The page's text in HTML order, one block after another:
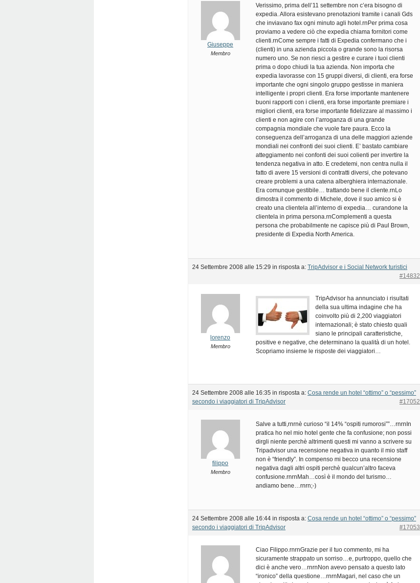
Giuseppe
Membro
Verissimo, prima dell’11 settembre non c’era bisogno di
expedia. Allora esistevano prenotazioni tramite i canali Gds
che inviavano fax ogni minuto agli hotel.rnPer prima cosa
proviamo a vedere ciò che expedia chiama fornitori come
clienti.rnCome sempre i fatti di Expedia confermano che i
(clienti) in una azienda piccola o grande sono la risorsa
numero uno. Se non riesci a gestire e curare i tuoi clienti
prima o dopo chiudi la tua azienda. Non importa che
expedia lavorasse con 15 gruppi diversi, di clienti, era forse
importante che ogni singolo gruppo gestisse in maniera
intelligente i propri clienti. Era forse importante mantenere
buoni rapporti con i clienti, era forse importante premiare i
migliori clienti, era forse importante fidelizzare al massimo i
clienti e non agire con l’arroganza di una grande
compagnia mondiale che vuole fare paura. Ecco la
conseguenza dell’arroganza di una delle maggiori aziende
mondiali nei confronti dei suoi clienti. E’ bastato cambiare
atteggiamento nei confonti dei suoi colienti per invertire la
tendenza negativa in atto. E credetemi, non centra nulla il
fatto di avere 15 versioni di contratti diversi, che potevano
creare problemi a una catena alberghiera internazionale.
Era comunque gestibile… trattando bene il cliente.rnLo
dimostra il commento di Michele, dove il suo amico si è
creato una clientela all’interno di expedia… curandone la
clientela in prima persona.rnComplementi a questa
persona che probabilmente ne capisce più di Paul Brown,
presidente di Expedia North America.
24 Settembre 2008 alle 15:29 in risposta a: TripAdvisor e i Social Network turistici
#14832
lorenzo
Membro
TripAdvisor ha annunciato i risultati
della sua ultima indagine che ha
coinvolto più di 2,200 viaggiatori
internazionali; è stato chiesto quali
siano le principali caratteristiche,
positive e negative, che determinano la qualità di un hotel.
Scopriamo insieme le risposte dei viaggiatori…
24 Settembre 2008 alle 16:35 in risposta a: Cosa rende un hotel “ottimo” o “pessimo”
secondo i viaggiatori di TripAdvisor
#17052
filippo
Membro
Salve a tutti,rnrnè curioso “il 14% “ospiti rumorosi””…rnrnIn
pratica ho nel mio hotel gente che fa confusione; non possi
dirgli niente perchè altrimenti questi mi vanno a scrivere su
Tripadvisor una recensione negativa in quanto il mio staff
non è “friendly”. In compenso mi becco una recensione
negativa dagli altri ospiti perchè qualcun’altro faceva
confusione.rnrnMah…così è il mondo del turismo…
andiamo bene…rnrn;-)
24 Settembre 2008 alle 16:44 in risposta a: Cosa rende un hotel “ottimo” o “pessimo”
secondo i viaggiatori di TripAdvisor
#17053
Ciao Filippo.rnrnGrazie per il tuo commento, mi ha
sicuramente strappato un sorriso…e, purtroppo, quello che
dici è anche vero…rnrnNon avevo pensato a questo lato
“ironico” della questione…rnrnMagari, nel caso che un